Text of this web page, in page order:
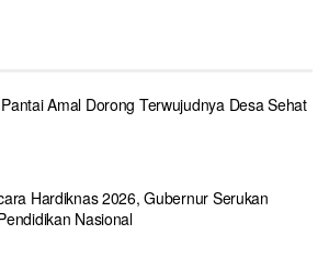
Amal Dorong Terwujudnya Desa Sehat
Hardiknas 2026, Gubernur Serukan
Nasional